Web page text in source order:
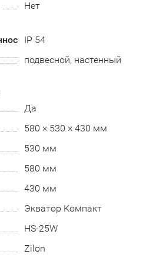
Нет
IP 54
подвесной, настенный
Да
580 × 530 × 430 мм
530 мм
580 мм
430 мм
Экватор Компакт
HS-25W
Zilon